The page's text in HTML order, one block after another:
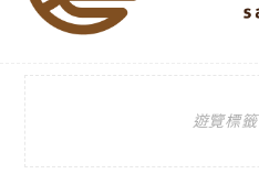
遊覽標籤